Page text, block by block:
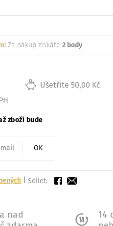
Za nákup získáte2 body.
Ušetříte 50,00 Kč
zboží bude
OK
|Sdílet:
nad
14